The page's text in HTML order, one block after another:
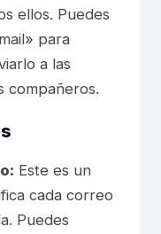
ellos. Puedes
para
a las
compañeros.
Este es un
cada correo
Puedes